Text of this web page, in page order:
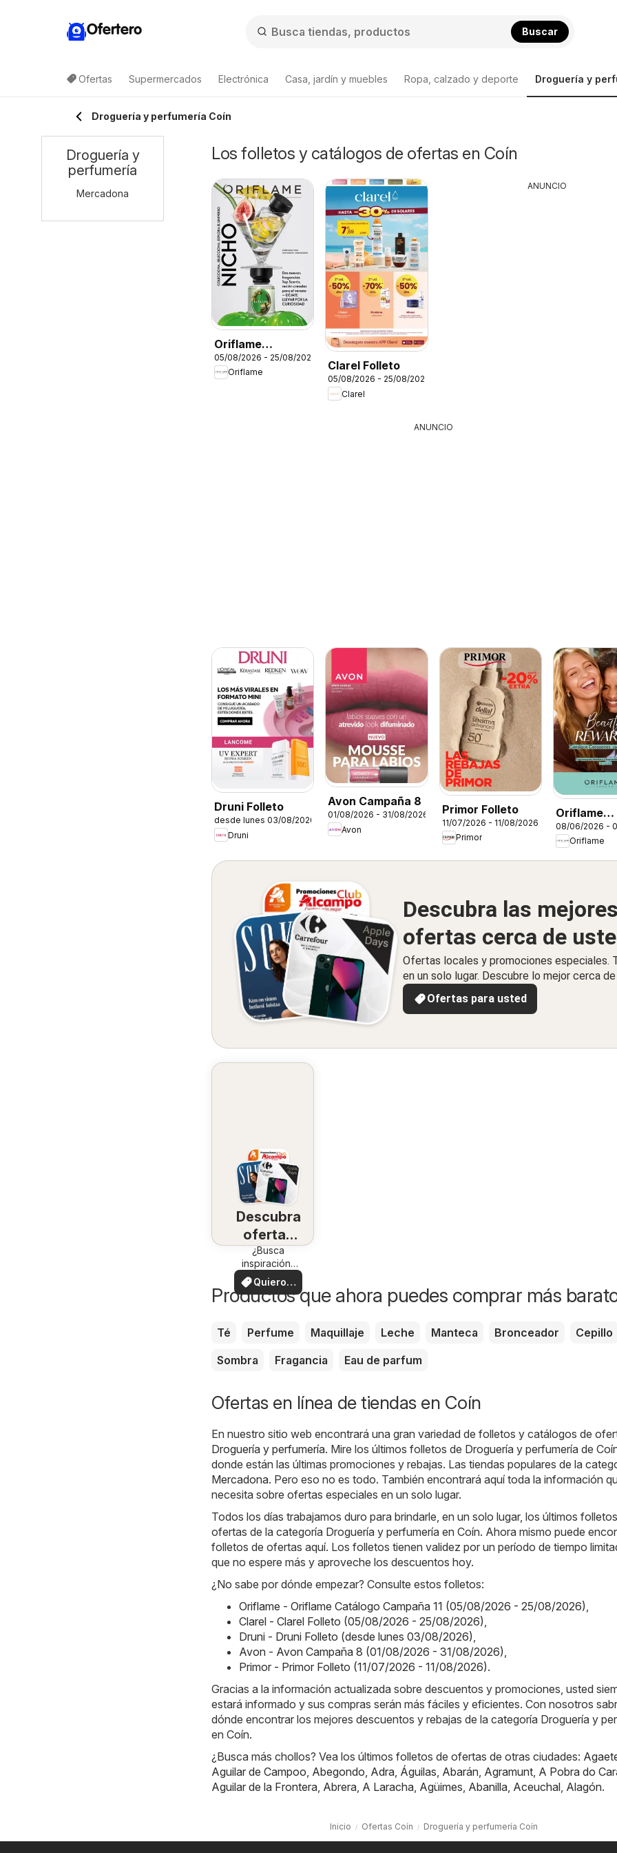
Ofertero Buscar
Ofertas Supermercados Electrónica Casa, jardín y muebles Ropa, calzado y deporte Droguería y
Droguería y perfumería Coín
Los folletos y catálogos de ofertas en Coín
Oriflame
Catálogo
Campaña 11
05/08/2026 - 25/08/2026
Oriflame
Clarel Folleto
05/08/2026 - 25/08/2026
Clarel
ANUNCIO
ANUNCIO
Druni Folleto
desde lunes 03/08/2026
Druni
Avon Campaña 8
01/08/2026 - 31/08/2026
Avon
Primor Folleto
11/07/2026 - 11/08/2026
Primor
Oriflame
Catálogo
Rewards
08/06/2026 -
Oriflame
Descubra las mejores
ofertas cerca de
Ofertas locales y promociones especiales.
en un solo lugar. Descubre lo mejor cerca
Ofertas para usted
Descubra
ofertas
en su
zona
¿Busca
inspiración?
¡Vea las
ofertas en su
zona!
Quiero
ver
Productos que ahora puedes comprar más
Té Perfume Maquillaje Leche Manteca Bronceador
Cepillo
Sombra
Fragancia Eau de parfum
Ofertas en línea de tiendas en Coín
En nuestro sitio web encontrará una gran variedad de folletos y catálogos de
Droguería y perfumería. Mire los últimos folletos de Droguería y perfumería de
donde están las últimas promociones y rebajas. Las tiendas populares de la
Mercadona. Pero eso no es todo. También encontrará aquí toda la información
necesita sobre ofertas especiales en un solo lugar.
Todos los días trabajamos duro para brindarle, en un solo lugar, los últimos
ofertas de la categoría Droguería y perfumería en Coín. Ahora mismo puede
folletos de ofertas aquí. Los folletos tienen validez por un período de tiempo
que no espere más y aproveche los descuentos hoy.
¿No sabe por dónde empezar? Consulte estos folletos:
Oriflame - Oriflame Catálogo Campaña 11 (05/08/2026 - 25/08/2026),
Clarel - Clarel Folleto (05/08/2026 - 25/08/2026),
Druni - Druni Folleto (desde lunes 03/08/2026),
Avon - Avon Campaña 8 (01/08/2026 - 31/08/2026),
Primor - Primor Folleto (11/07/2026 - 11/08/2026).
Gracias a la información actualizada sobre descuentos y promociones, usted
estará informado y sus compras serán más fáciles y eficientes. Con nosotros
dónde encontrar los mejores descuentos y rebajas de la categoría Droguería y
en Coín.
¿Busca más chollos? Vea los últimos folletos de ofertas de otras ciudades:
Aguilar de Campoo, Abegondo, Adra, Águilas, Abarán, Agramunt, A Pobra do
Aguilar de la Frontera, Abrera, A Laracha, Agüimes, Abanilla, Aceuchal, Alagón.
Inicio Ofertas Coín Droguería y perfumería Coín
Droguería y
perfumería
Mercadona